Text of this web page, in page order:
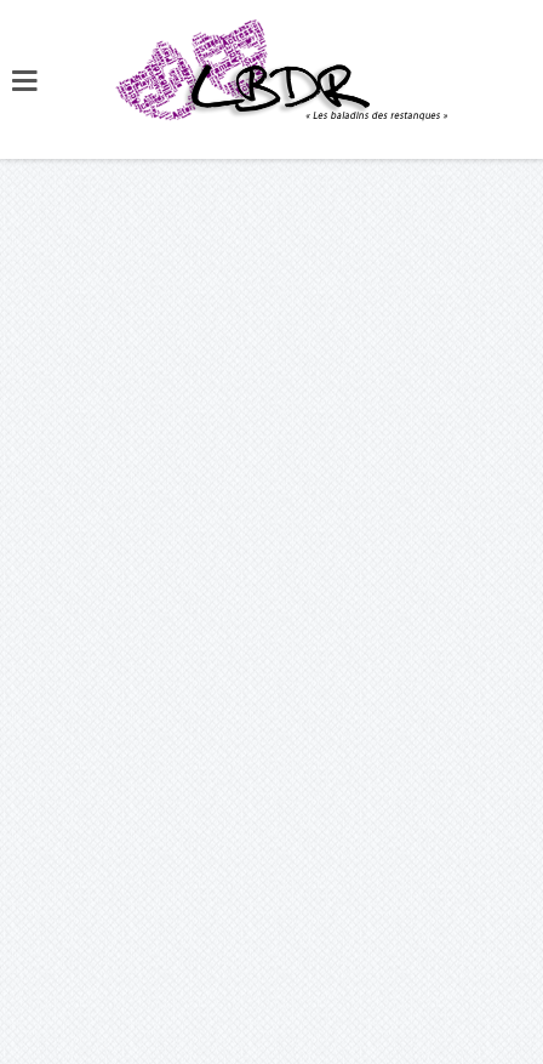
Nous utilisons des cookies pour vous garantir la meilleure
expérience sur notre site. Si vous continuez à utiliser ce dernier,
nous considérerons que vous acceptez l'utilisation des cookies.